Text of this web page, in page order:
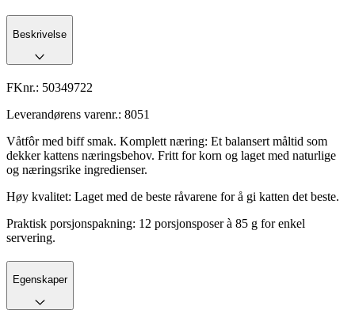
Beskrivelse
FKnr.: 50349722
Leverandørens varenr.: 8051
Våtfôr med biff smak. Komplett næring: Et balansert måltid som
dekker kattens næringsbehov. Fritt for korn og laget med naturlige
og næringsrike ingredienser.
Høy kvalitet: Laget med de beste råvarene for å gi katten det beste.
Praktisk porsjonspakning: 12 porsjonsposer à 85 g for enkel
servering.
Egenskaper